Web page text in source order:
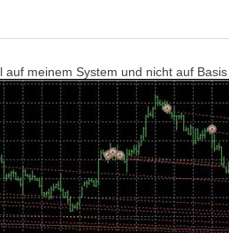
meinem System und nicht auf